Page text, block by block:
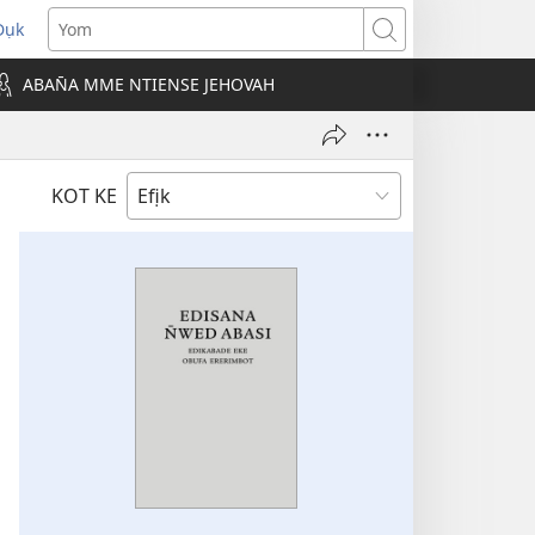
Yom
ABAN̄A MME NTIENSE JEHOVAH
KOT KE